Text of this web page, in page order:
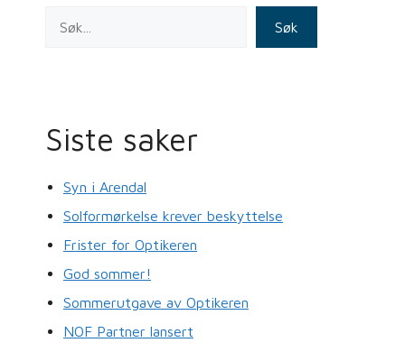
Søk
Siste saker
Syn i Arendal
Solformørkelse krever beskyttelse
Frister for Optikeren
God sommer!
Sommerutgave av Optikeren
NOF Partner lansert